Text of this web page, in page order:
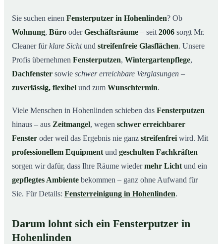
03Unsere Leistungen im Überblick
04Warum Mr. Cleaner in Hohenlinden?
05So funktioniert’s
07Jetzt kostenloses Angebot einholen
Hohenlinden im Einsatz
Sie suchen einen Fensterputzer in Hohenlinden? Ob
Wohnung, Büro oderGeschäftsräume – seit 2006 sorgt Mr.
Cleaner fürklare Sichtund streifenfreie Glasflächen. Unsere
Profis übernehmen Fensterputzen, Wintergartenpflege,
Dachfenster sowie schwer erreichbare Verglasungen –
zuverlässig, flexibel und zum Wunschtermin.
Viele Menschen in Hohenlinden schieben das Fensterputzen
hinaus – aus Zeitmangel, wegen schwer erreichbarer
Fenster oder weil das Ergebnis nie ganz streifenfrei wird. Mit
professionellem Equipment und geschulten Fachkräften
sorgen wir dafür, dass Ihre Räume wiedermehr Licht und ein
gepflegtes Ambiente bekommen – ganz ohne Aufwand für
Sie. Für Details: Fensterreinigung in Hohenlinden.
Darum lohnt sich ein Fensterputzer in
Hohenlinden